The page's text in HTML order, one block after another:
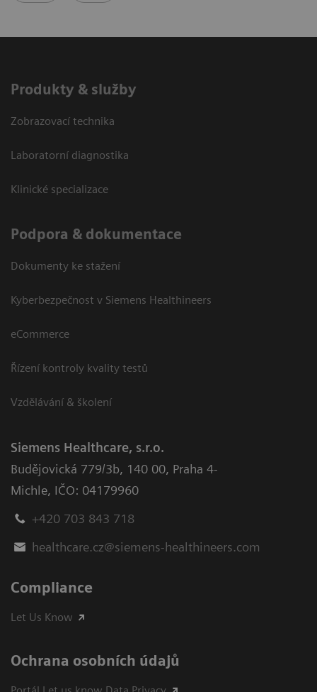
Produkty & služby
Zobrazovací technika
Laboratorní diagnostika
Klinické specializace
Podpora & dokumentace
Dokumenty ke stažení
Kyberbezpečnost v Siemens Healthineers
eCommerce
Řízení kontroly kvality testů
Vzdělávání & školení
Siemens Healthcare, s.r.o.
Budějovická 779/3b, 140 00, Praha 4-
Michle, IČO: 04179960
+420 703 843 718
healthcare.cz@siemens-healthineers.com
Compliance
Let Us Know
Ochrana osobních údajů